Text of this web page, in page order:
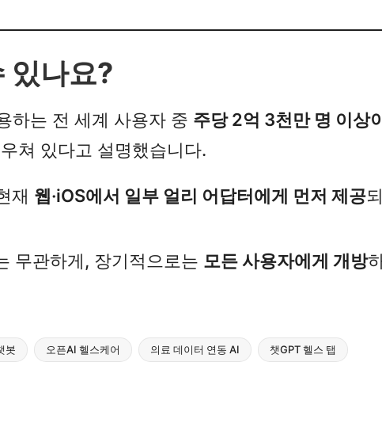
있나요?
하는 전 세계 사용자 중 주당 2억 3천만 명 이상
쳐 있다고 설명했습니다.​
재 웹·iOS에서 일부 얼리 어답터에게 먼저 제공
무관하게, 장기적으로는 모든 사용자에게 개방
봇 오픈AI 헬스케어 의료 데이터 연동 AI 챗GPT 헬스 탭